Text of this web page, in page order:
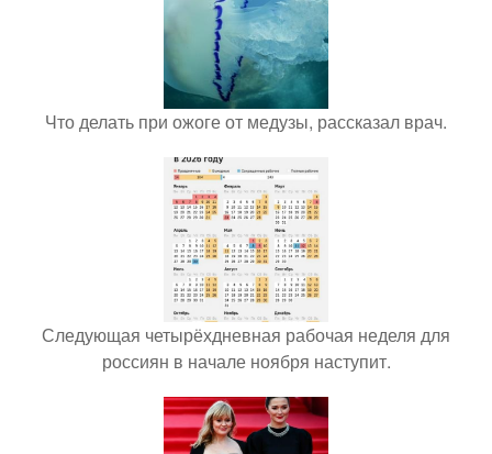
Что делать при ожоге от медузы, рассказал врач.
Следующая четырёхдневная рабочая неделя для
россиян в начале ноября наступит.